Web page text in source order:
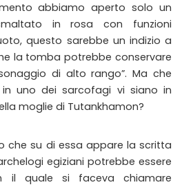
abbiamo aperto solo un
in rosa con funzioni
questo sarebbe un indizio a
la tomba potrebbe conservare
di alto rango”. Ma che
uno dei sarcofagi vi siano in
moglie di Tutankhamon?
che su di essa appare la scritta
egiziani potrebbe essere
il quale si faceva chiamare